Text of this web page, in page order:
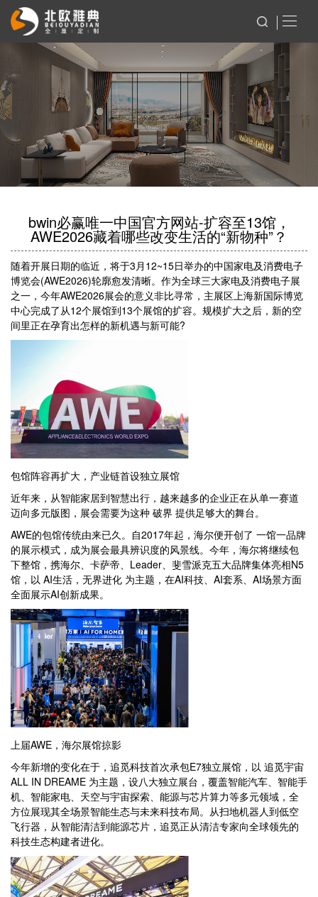
bwin必赢唯一中国官方网站-扩容至13馆，
AWE2026藏着哪些改变生活的“新物种”？
随着开展日期的临近，将于3月12~15日举办的中国家电及消费电子
博览会(AWE2026)轮廓愈发清晰。作为全球三大家电及消费电子展
之一，今年AWE2026展会的意义非比寻常，主展区上海新国际博览
中心完成了从12个展馆到13个展馆的扩容。规模扩大之后，新的空
间里正在孕育出怎样的新机遇与新可能?
包馆阵容再扩大，产业链首设独立展馆
近年来，从智能家居到智慧出行，越来越多的企业正在从单一赛道
迈向多元版图，展会需要为这种 破界 提供足够大的舞台。
AWE的包馆传统由来已久。自2017年起，海尔便开创了 一馆一品牌
的展示模式，成为展会最具辨识度的风景线。今年，海尔将继续包
下整馆，携海尔、卡萨帝、Leader、斐雪派克五大品牌集体亮相N5
馆，以 AI生活，无界进化 为主题，在AI科技、AI套系、AI场景方面
全面展示AI创新成果。
上届AWE，海尔展馆掠影
今年新增的变化在于，追觅科技首次承包E7独立展馆，以 追觅宇宙
ALL IN DREAME 为主题，设八大独立展台，覆盖智能汽车、智能手
机、智能家电、天空与宇宙探索、能源与芯片算力等多元领域，全
方位展现其全场景智能生态与未来科技布局。从扫地机器人到低空
飞行器，从智能清洁到能源芯片，追觅正从清洁专家向全球领先的
科技生态构建者进化。